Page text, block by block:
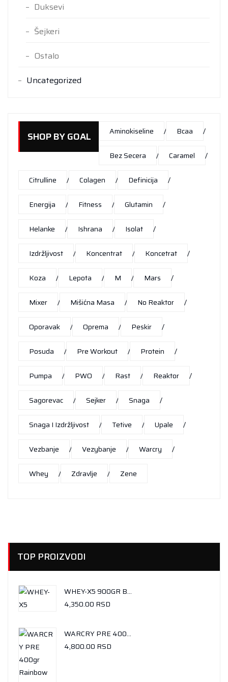
Duksevi
Šejkeri
Ostalo
Uncategorized
SHOP BY GOAL Aminokiseline Bcaa
Bez Secera Caramel
Citrulline Colagen Definicija
Energija Fitness Glutamin
Helanke Ishrana Isolat
Izdržljivost Koncentrat Koncetrat
Koza Lepota M Mars
Mixer Mišićna Masa No Reaktor
Oporavak Oprema Peskir
Posuda Pre Workout Protein
Pumpa PWO Rast Reaktor
Sagorevac Sejker Snaga
Snaga I Izdržljivost Tetive Upale
Vezbanje Vezybanje Warcry
Whey Zdravlje Zene
TOP PROIZVODI
WHEY-X5 900GR BUENO CHOCOLATE
4,350.00 RSD
WARCRY PRE 400GR RAINBOW CANDY
4,800.00 RSD